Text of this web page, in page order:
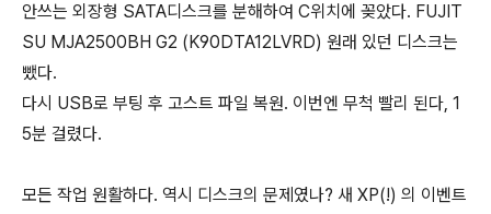
안쓰는 외장형 SATA디스크를 분해하여 C위치에 꽂았다. FUJIT
SU MJA2500BH G2 (K90DTA12LVRD) 원래 있던 디스크는
뺐다.
다시 USB로 부팅 후 고스트 파일 복원. 이번엔 무척 빨리 된다, 1
5분 걸렸다.
모든 작업 원활하다. 역시 디스크의 문제였나? 새 XP(!) 의 이벤트